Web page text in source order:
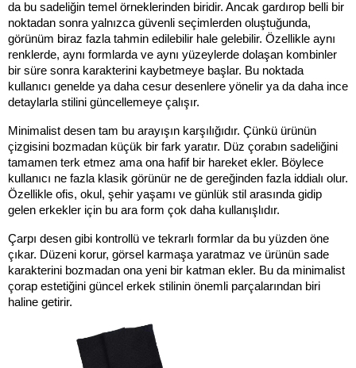
da bu sadeliğin temel örneklerinden biridir. Ancak gardırop belli bir
noktadan sonra yalnızca güvenli seçimlerden oluştuğunda,
görünüm biraz fazla tahmin edilebilir hale gelebilir. Özellikle aynı
renklerde, aynı formlarda ve aynı yüzeylerde dolaşan kombinler
bir süre sonra karakterini kaybetmeye başlar. Bu noktada
kullanıcı genelde ya daha cesur desenlere yönelir ya da daha ince
detaylarla stilini güncellemeye çalışır.
Minimalist desen tam bu arayışın karşılığıdır. Çünkü ürünün
çizgisini bozmadan küçük bir fark yaratır. Düz çorabın sadeliğini
tamamen terk etmez ama ona hafif bir hareket ekler. Böylece
kullanıcı ne fazla klasik görünür ne de gereğinden fazla iddialı olur.
Özellikle ofis, okul, şehir yaşamı ve günlük stil arasında gidip
gelen erkekler için bu ara form çok daha kullanışlıdır.
Çarpı desen gibi kontrollü ve tekrarlı formlar da bu yüzden öne
çıkar. Düzeni korur, görsel karmaşa yaratmaz ve ürünün sade
karakterini bozmadan ona yeni bir katman ekler. Bu da minimalist
çorap estetiğini güncel erkek stilinin önemli parçalarından biri
haline getirir.